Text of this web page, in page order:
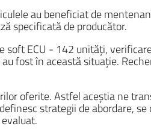
au beneficiat de
specificată de producător.
ECU - 142 unități,
fost în această situație.
oferite. Astfel aceștia ne
strategii de abordare,